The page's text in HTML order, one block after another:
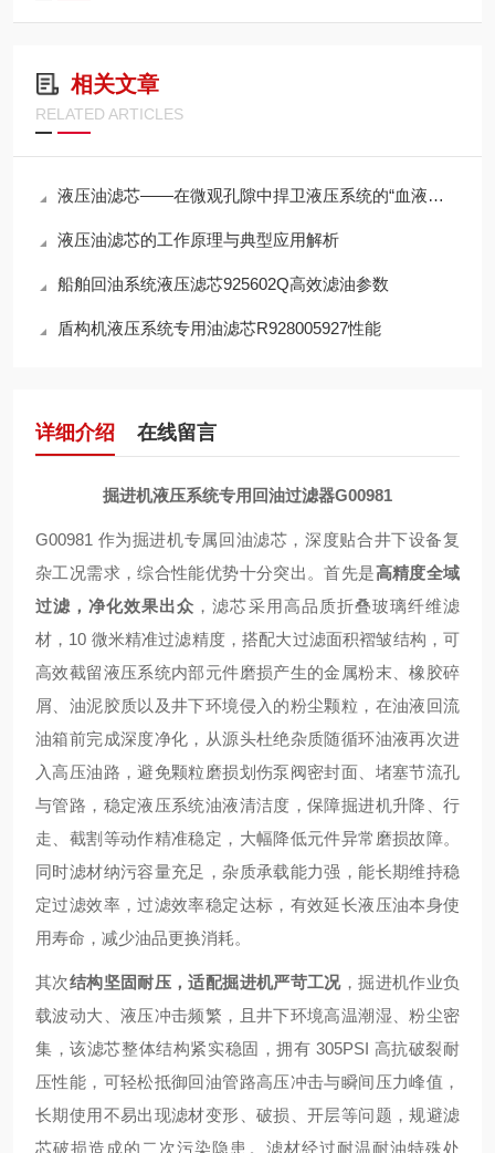
相关文章
RELATED ARTICLES
液压油滤芯——在微观孔隙中捍卫液压系统的“血液纯净”
液压油滤芯的工作原理与典型应用解析
船舶回油系统液压滤芯925602Q高效滤油参数
盾构机液压系统专用油滤芯R928005927性能
详细介绍 在线留言
掘进机液压系统专用回油过滤器G00981
G00981 作为掘进机专属回油滤芯，深度贴合井下设备复
杂工况需求，综合性能优势十分突出。首先是高精度全域
过滤，净化效果出众 ，滤芯采用高品质折叠玻璃纤维滤
材，10 微米精准过滤精度，搭配大过滤面积褶皱结构，可
高效截留液压系统内部元件磨损产生的金属粉末、橡胶碎
屑、油泥胶质以及井下环境侵入的粉尘颗粒，在油液回流
油箱前完成深度净化，从源头杜绝杂质随循环油液再次进
入高压油路，避免颗粒磨损划伤泵阀密封面、堵塞节流孔
与管路，稳定液压系统油液清洁度，保障掘进机升降、行
走、截割等动作精准稳定，大幅降低元件异常磨损故障。
同时滤材纳污容量充足，杂质承载能力强，能长期维持稳
定过滤效率，过滤效率稳定达标，有效延长液压油本身使
用寿命，减少油品更换消耗。
其次结构坚固耐压，适配掘进机严苛工况，掘进机作业负
载波动大、液压冲击频繁，且井下环境高温潮湿、粉尘密
集，该滤芯整体结构紧实稳固，拥有 305PSI 高抗破裂耐
压性能，可轻松抵御回油管路高压冲击与瞬间压力峰值，
长期使用不易出现滤材变形、破损、开层等问题，规避滤
芯破损造成的二次污染隐患。滤材经过耐温耐油特殊处